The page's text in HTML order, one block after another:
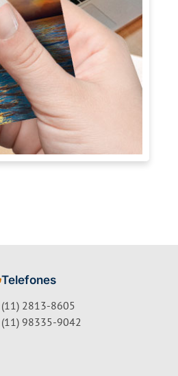
Telefones
(11) 2813-8605
(11) 98335-9042